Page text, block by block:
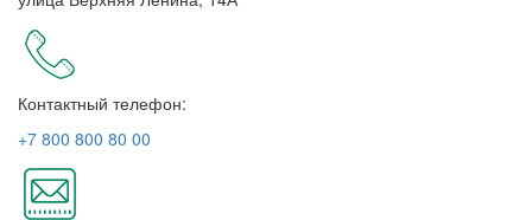
Контактный телефон:
+7 800 800 80 00